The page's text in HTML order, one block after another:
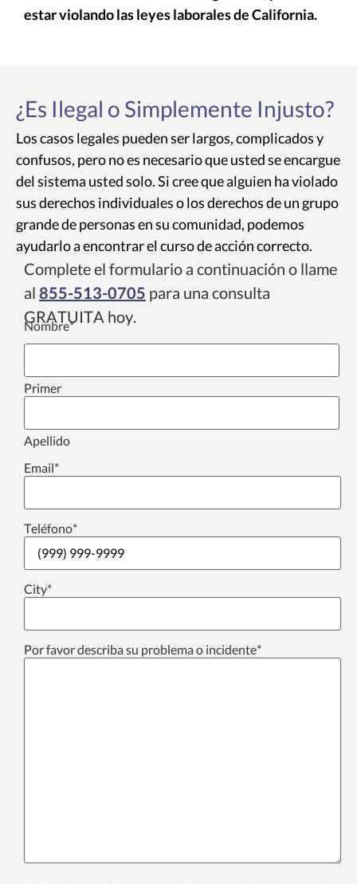
estar violando las leyes laborales de California.
¿Es Ilegal o Simplemente Injusto?
Los casos legales pueden ser largos, complicados y
confusos, pero no es necesario que usted se encargue
del sistema usted solo. Si cree que alguien ha violado
sus derechos individuales o los derechos de un grupo
grande de personas en su comunidad, podemos
ayudarlo a encontrar el curso de acción correcto.
Complete el formulario a continuación o llame
al 855-513-0705 para una consulta
GRATUITA hoy.
Nombre*
Primer
Apellido
Email*
Teléfono*
City*
Por favor describa su problema o incidente*